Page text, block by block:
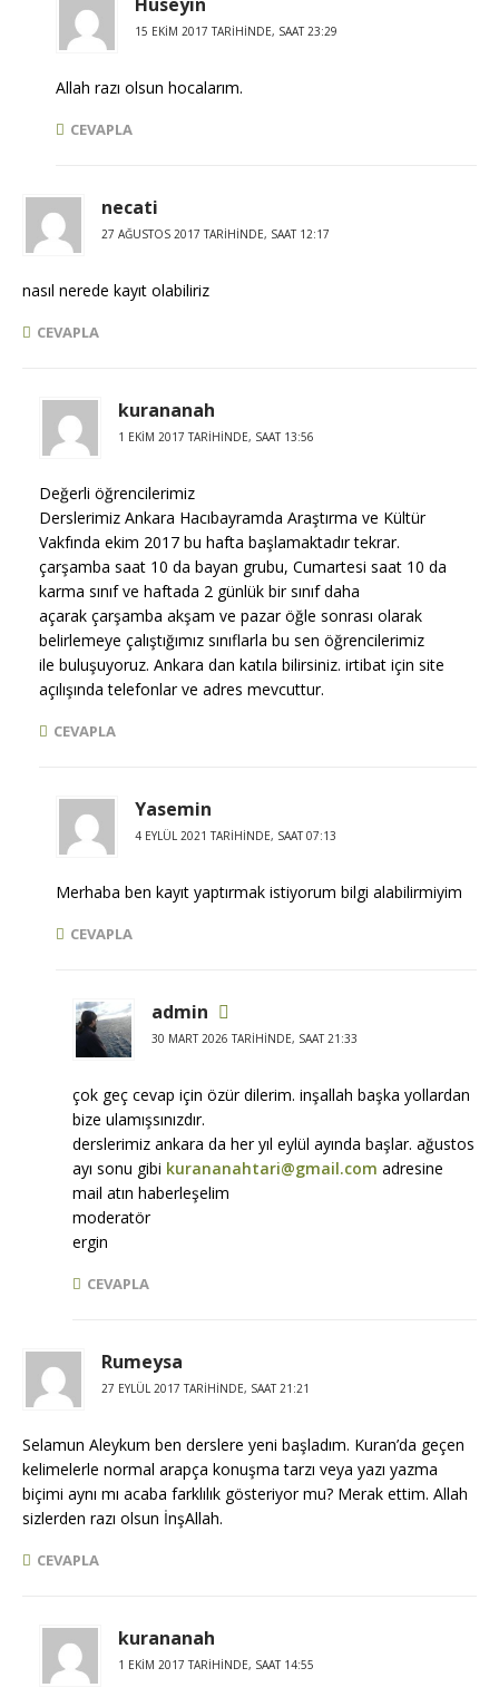
15 EKIM 2017 TARIHINDE, SAAT 23:29
Allah razı olsun hocalarım.
CEVAPLA
necati
27 AĞUSTOS 2017 TARIHINDE, SAAT 12:17
nasıl nerede kayıt olabiliriz
CEVAPLA
kurananah
1 EKIM 2017 TARIHINDE, SAAT 13:56
Değerli öğrencilerimiz
Derslerimiz Ankara Hacıbayramda Araştırma ve Kültür
Vakfında ekim 2017 bu hafta başlamaktadır tekrar.
çarşamba saat 10 da bayan grubu, Cumartesi saat 10 da
karma sınıf ve haftada 2 günlük bir sınıf daha
açarak çarşamba akşam ve pazar öğle sonrası olarak
belirlemeye çalıştığımız sınıflarla bu sen öğrencilerimiz
ile buluşuyoruz. Ankara dan katıla bilirsiniz. irtibat için site
açılışında telefonlar ve adres mevcuttur.
CEVAPLA
Yasemin
4 EYLÜL 2021 TARIHINDE, SAAT 07:13
Merhaba ben kayıt yaptırmak istiyorum bilgi alabilirmiyim
CEVAPLA
admin
30 MART 2026 TARIHINDE, SAAT 21:33
çok geç cevap için özür dilerim. inşallah başka yollardan
bize ulamışsınızdır.
derslerimiz ankara da her yıl eylül ayında başlar. ağustos
ayı sonu gibi kurananahtari@gmail.com adresine
mail atın haberleşelim
moderatör
ergin
CEVAPLA
Rumeysa
27 EYLÜL 2017 TARIHINDE, SAAT 21:21
Selamun Aleykum ben derslere yeni başladım. Kuran’da geçen
kelimelerle normal arapça konuşma tarzı veya yazı yazma
biçimi aynı mı acaba farklılık gösteriyor mu? Merak ettim. Allah
sizlerden razı olsun İnşAllah.
CEVAPLA
kurananah
1 EKIM 2017 TARIHINDE, SAAT 14:55